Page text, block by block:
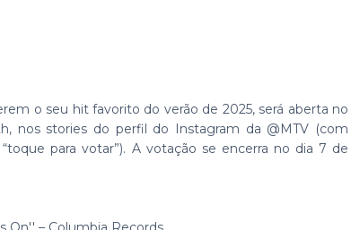
o seu hit favorito do verão de 2025, será aberta no
nos stories do perfil do Instagram da @MTV (com
para votar”). A votação se encerra no dia 7 de